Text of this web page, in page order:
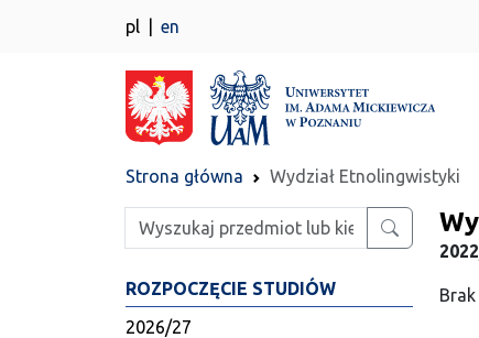
pl en
Strona główna Wydział Etnolingwistyki
Wpisz szukaną frazę
ROZPOCZĘCIE STUDIÓW
2026/27